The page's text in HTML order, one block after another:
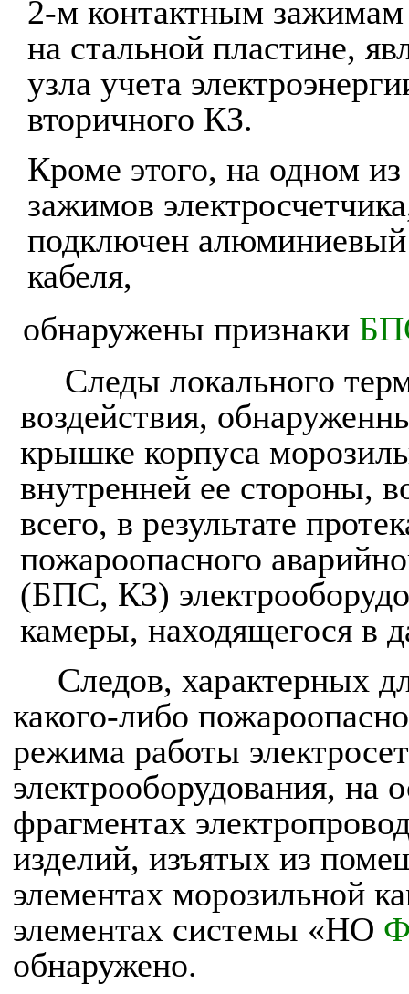
2-м контактным зажимам
на стальной пластине,
узла учета
вторичного КЗ.
Кроме этого, на одном
зажимов
подключен алюминиевый
кабеля,
обнаружены признаки
Следы локального
воздействия,
крышке корпуса
внутренней ее стороны,
всего, в результате
пожароопасного
(БПС, КЗ)
камеры, находящегося в
Следов, характерных
какого-либо
режима работы
электрооборудования, на
фрагментах
изделий, изъятых из
элементах морозильной
элементах системы «НО
обнаружено.